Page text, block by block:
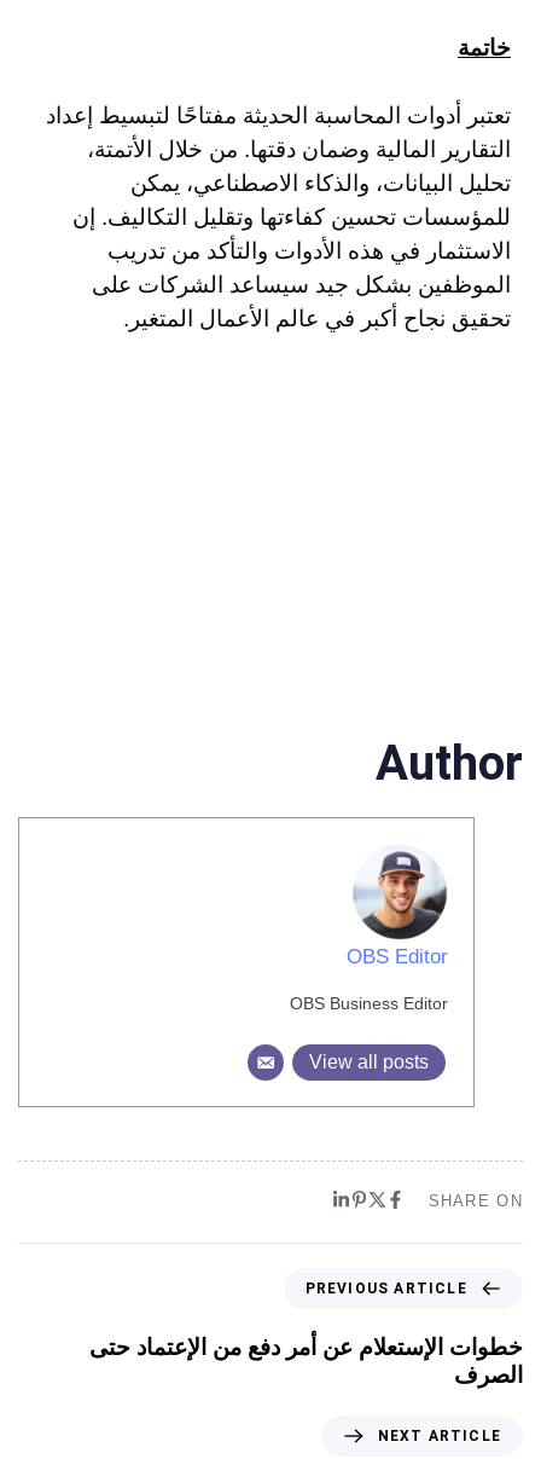
خاتمة
تعتبر أدوات المحاسبة الحديثة مفتاحًا لتبسيط إعداد
التقارير المالية وضمان دقتها. من خلال الأتمتة،
تحليل البيانات، والذكاء الاصطناعي، يمكن
للمؤسسات تحسين كفاءتها وتقليل التكاليف. إن
الاستثمار في هذه الأدوات والتأكد من تدريب
الموظفين بشكل جيد سيساعد الشركات على
تحقيق نجاح أكبر في عالم الأعمال المتغير.
Author
OBS Editor
OBS Business Editor
View all posts
SHARE ON
PREVIOUS ARTICLE
خطوات الإستعلام عن أمر دفع من الإعتماد حتى
الصرف
NEXT ARTICLE